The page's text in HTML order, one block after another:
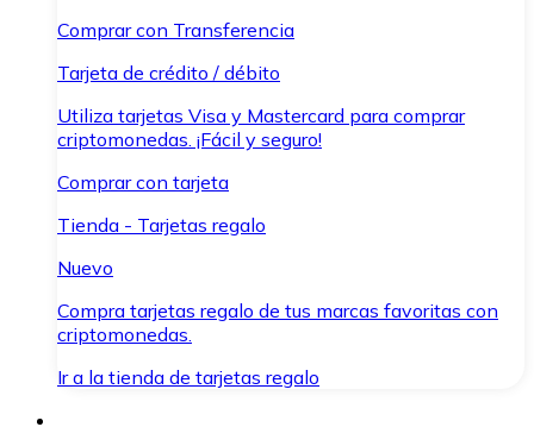
Comprar con Transferencia
Tarjeta de crédito / débito
Utiliza tarjetas Visa y Mastercard para comprar
criptomonedas. ¡Fácil y seguro!
Comprar con tarjeta
Tienda - Tarjetas regalo
Nuevo
Compra tarjetas regalo de tus marcas favoritas con
criptomonedas.
Ir a la tienda de tarjetas regalo